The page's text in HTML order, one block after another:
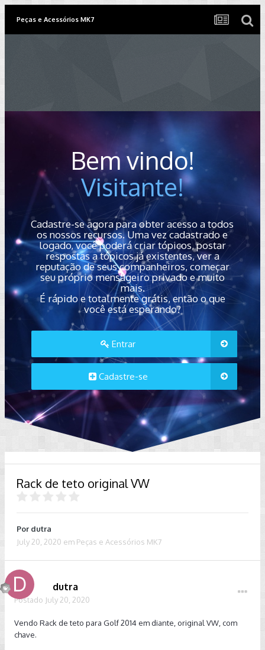
Peças e Acessórios MK7
Bem vindo!
Visitante!
Cadastre-se agora para obter acesso a todos
os nossos recursos. Uma vez cadastrado e
logado, você poderá criar tópicos, postar
respostas a tópicos já existentes, ver a
reputação de seus companheiros, começar
seu próprio mensageiro privado e muito
mais.
É rápido e totalmente grátis, então o que
você está esperando?
Entrar
Cadastre-se
Rack de teto original VW
Por dutra
July 20, 2020 em Peças e Acessórios MK7
dutra
Postado July 20, 2020
Vendo Rack de teto para Golf 2014 em diante, original VW, com
chave.